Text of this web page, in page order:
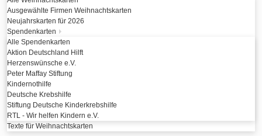
Ausgewählte Firmen Weihnachtskarten
Neujahrskarten für 2026
Spendenkarten
Alle Spendenkarten
Aktion Deutschland Hilft
Herzenswünsche e.V.
Peter Maffay Stiftung
Kindernothilfe
Deutsche Krebshilfe
Stiftung Deutsche Kinderkrebshilfe
RTL - Wir helfen Kindern e.V.
Texte für Weihnachtskarten